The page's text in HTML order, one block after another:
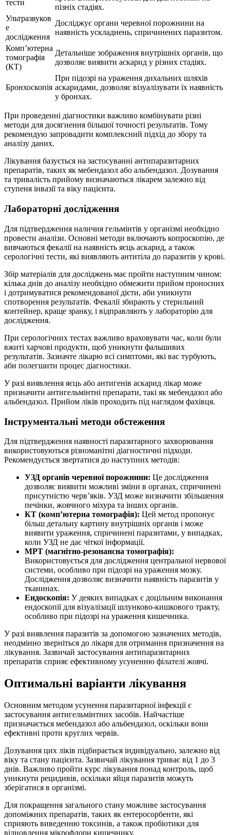
тести
пізніх стадіях.
Ультразвуков
е
дослідження
Досліджує органи черевної порожнини на
наявність ускладнень, спричинених паразитом.
Комп’ютерна
томографія
(КТ)
Детальніше зображення внутрішніх органів, що
дозволяє виявити аскарид у різних стадіях.
Бронхоскопія
При підозрі на ураження дихальних шляхів
аскаридами, дозволяє візуалізувати їх наявність
у бронхах.
При проведенні діагностики важливо комбінувати різні
методи для досягнення більшої точності результатів. Тому
рекомендую запровадити комплексний підхід до збору та
аналізу даних.
Лікування базується на застосуванні антипаразитарних
препаратів, таких як мебендазол або альбендазол. Дозування
та тривалість прийому визначаються лікарем залежно від
ступеня інвазії та віку пацієнта.
Лабораторні дослідження
Для підтвердження наличия гельмінтів у організмі необхідно
провести аналізи. Основні методи включають копроскопію, де
вивчаються фекалії на наявність яєць аскарид, а також
серологічні тести, які виявляють антитіла до паразитів у крові.
Збір матеріалів для досліджень має пройти наступним чином:
кілька днів до аналізу необхідно обмежити прийом проносних
і дотримуватися рекомендованої дієти, аби уникнути
спотворення результатів. Фекалії збирають у стерильний
контейнер, краще зранку, і відправляють у лабораторію для
дослідження.
При серологічних тестах важливо враховувати час, коли були
вжиті харчові продукти, щоб уникнути фальшивих
результатів. Зазначте лікарю всі симптоми, які вас турбують,
аби полегшити процес діагностики.
У разі виявлення яєць або антигенів аскарид лікар може
призначити антигельмінтні препарати, такі як мебендазол або
альбендазол. Прийом ліків проходить під наглядом фахівця.
Інструментальні методи обстеження
Для підтвердження наявності паразитарного захворювання
використовуються різноманітні діагностичні підходи.
Рекомендується звертатися до наступних методів:
УЗД органів черевної порожнини: Це дослідження
дозволяє виявити можливі зміни в органах, спричинені
присутністю черв’яків. УЗД може визначити збільшення
печінки, жовчного міхура та інших органів.
КТ (комп’ютерна томографія): Цей метод пропонує
більш детальну картину внутрішніх органів і може
виявити ураження, спричинені паразитами, у випадках,
коли УЗД не дає чіткої інформації.
МРТ (магнітно-резонансна томографія):
Використовується для дослідження центральної нервової
системи, особливо при підозрі на ураження мозку.
Дослідження дозволяє визначити наявність паразитів у
тканинах.
Ендоскопія: У деяких випадках є доцільним виконання
ендоскопії для візуалізації шлунково-кишкового тракту,
особливо при підозрі на ураження кишечника.
У разі виявлення паразитів за допомогою зазначених методів,
неодмінно зверніться до лікаря для отримання призначення на
лікування. Зазвичай застосування антипаразитарних
препаратів сприяє ефективному усуненню філателі жовчі.
Оптимальні варіанти лікування
Основним методом усунення паразитарної інфекції є
застосування антигельмінтних засобів. Найчастіше
призначається мебендазол або альбендазол, оскільки вони
ефективні проти круглих червів.
Дозування цих ліків підбирається індивідуально, залежно від
віку та стану пацієнта. Зазвичай лікування триває від 1 до 3
днів. Важливо пройти курс лікування понад контроль, щоб
уникнути рецидивів, оскільки яйця паразитів можуть
зберігатися в організмі.
Для покращення загального стану можливе застосування
допоміжних препаратів, таких як ентеросорбенти, які
сприяють виведенню токсинів, а також пробіотики для
відновлення мікрофлори кишечнику.